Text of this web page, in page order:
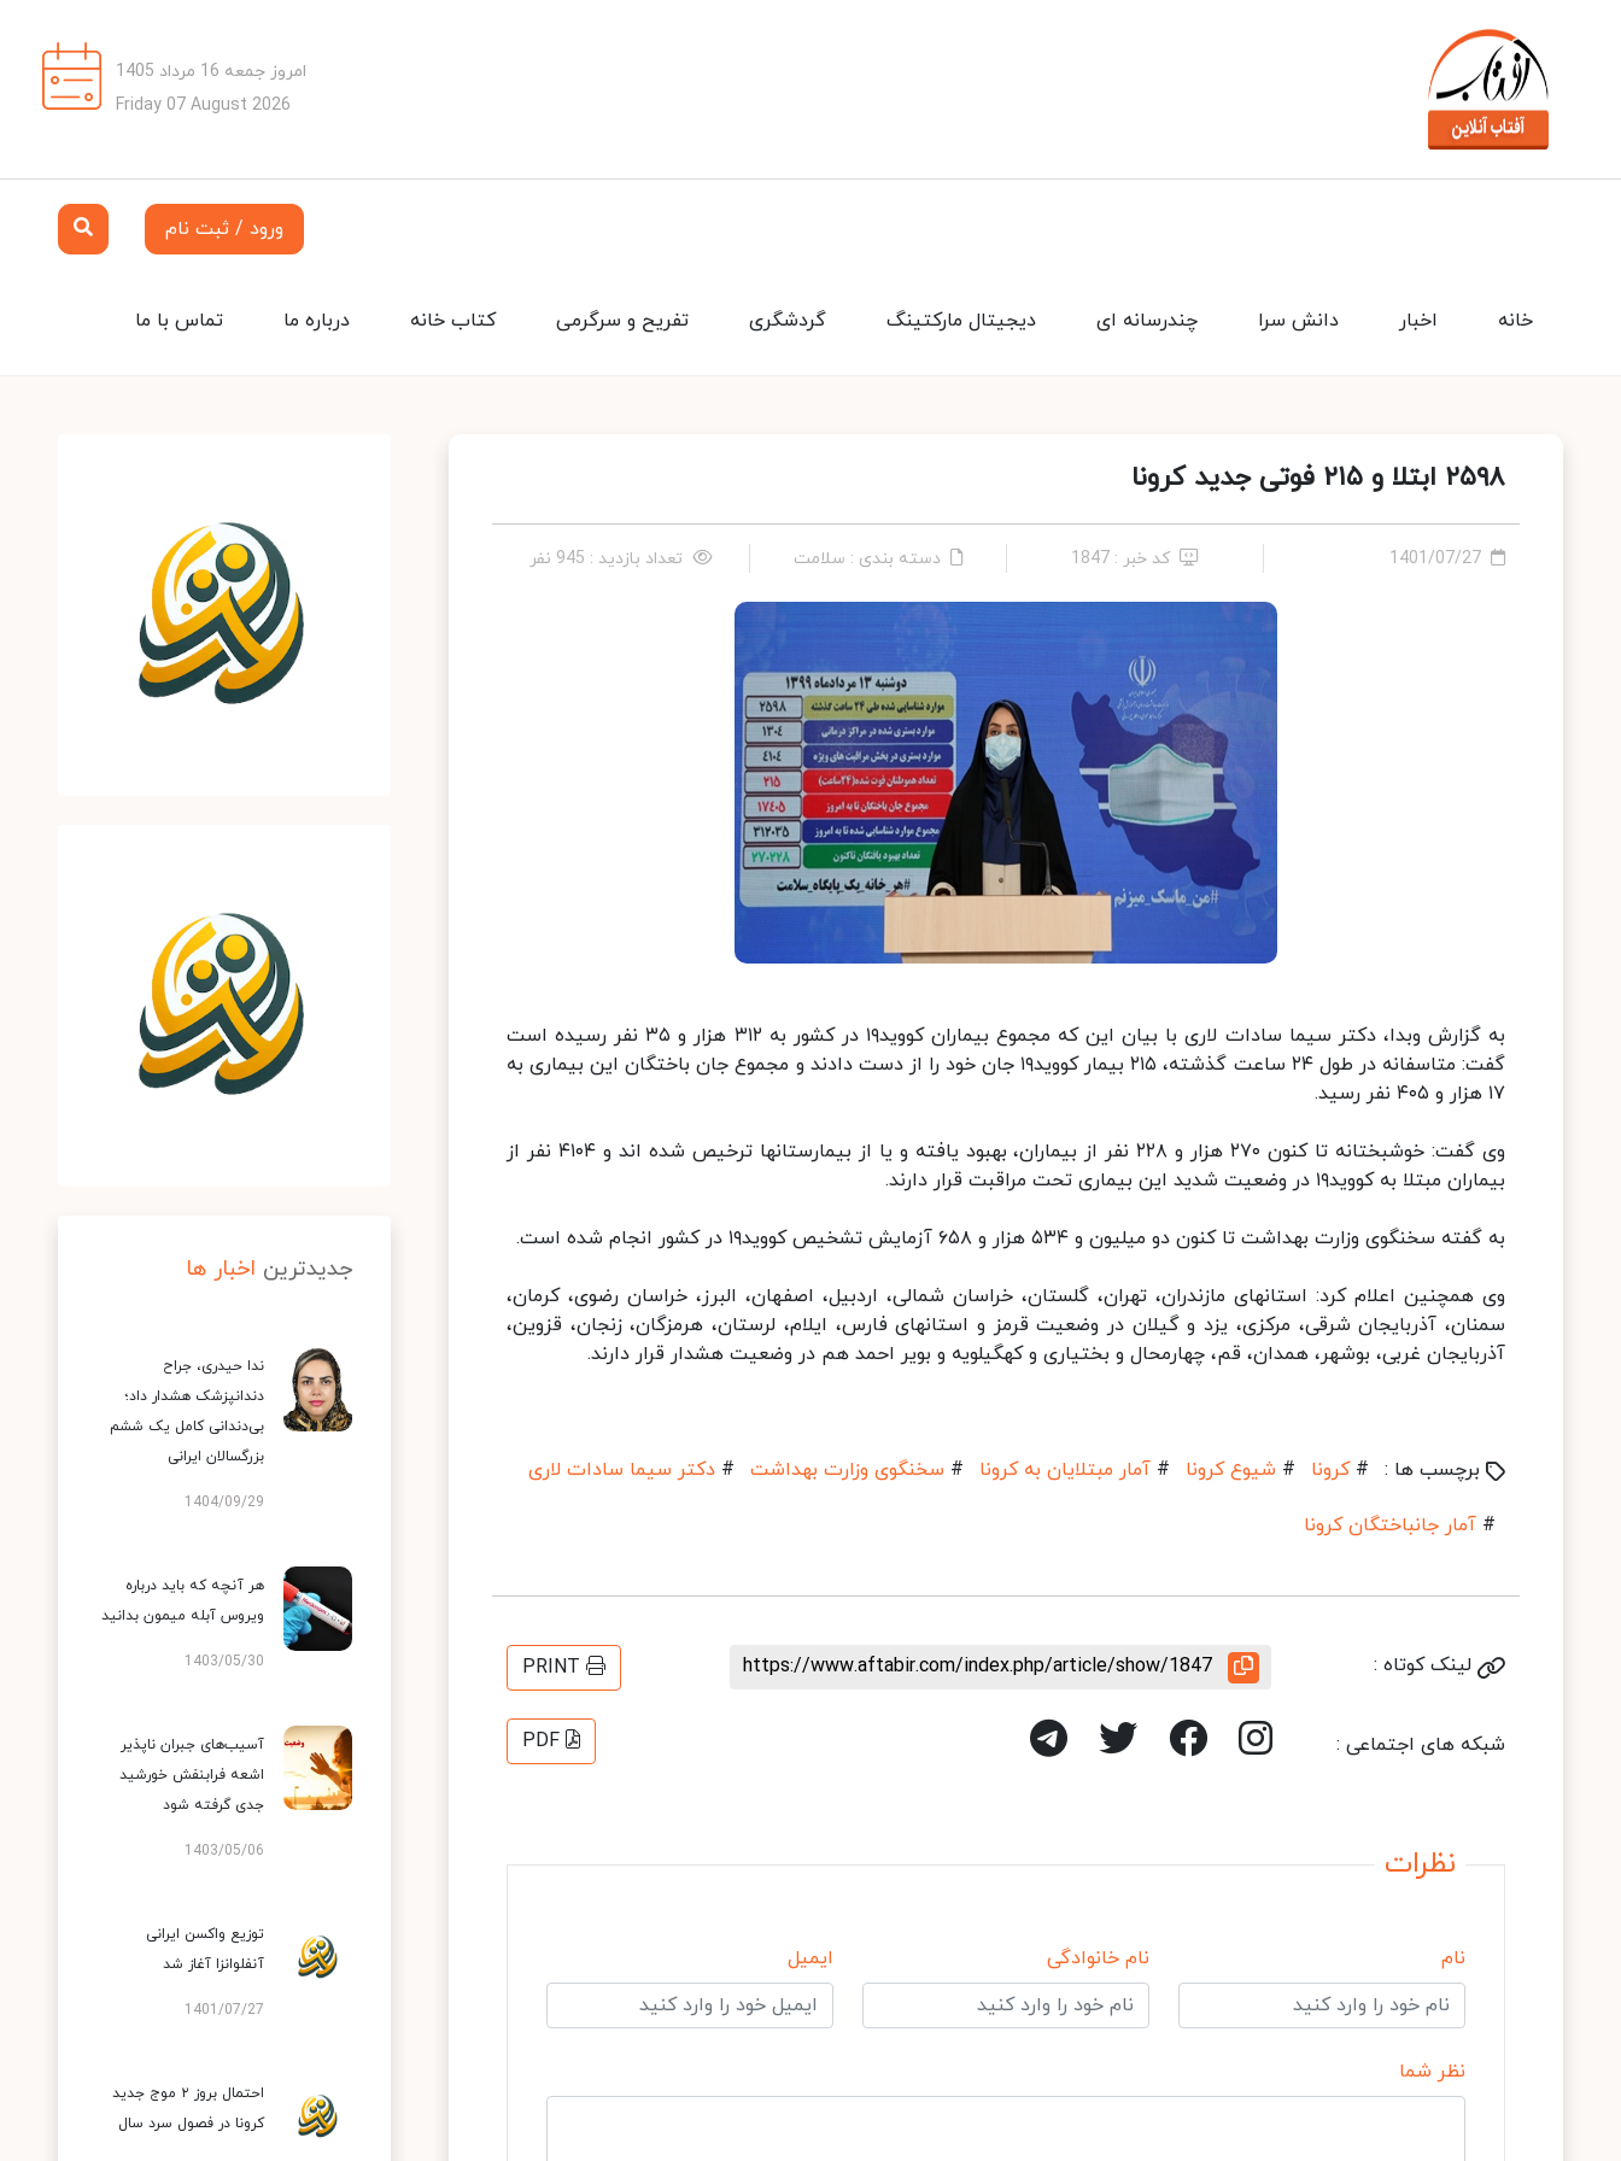
امروز جمعه 16 مرداد 1405
Friday 07 August 2026
ورود / ثبت نام
تماس با ما درباره ما کتاب خانه تفریح و سرگرمی گردشگری دیجیتال مارکتینگ چندرسانه ای دانش سرا اخبار خانه
۲۵۹۸ ابتلا و ۲۱۵ فوتی جدید کرونا
1401/07/27 کد خبر : 1847 دسته بندی : سلامت تعداد بازدید : 945 نفر
به گزارش وبدا، دکتر سیما سادات لاری با بیان این که مجموع بیماران کووید۱۹ در کشور به ۳۱۲ هزار و ۳۵ نفر رسیده است
گفت: متاسفانه در طول ۲۴ ساعت گذشته، ۲۱۵ بیمار کووید۱۹ جان خود را از دست دادند و مجموع جان باختگان این بیماری به
۱۷ هزار و ۴۰۵ نفر رسید.
وی گفت: خوشبختانه تا کنون ۲۷۰ هزار و ۲۲۸ نفر از بیماران، بهبود یافته و یا از بیمارستانها ترخیص شده اند و ۴۱۰۴ نفر از
بیماران مبتلا به کووید۱۹ در وضعیت شدید این بیماری تحت مراقبت قرار دارند.
به گفته سخنگوی وزارت بهداشت تا کنون دو میلیون و ۵۳۴ هزار و ۶۵۸ آزمایش تشخیص کووید۱۹ در کشور انجام شده است.
وی همچنین اعلام کرد: استانهای مازندران، تهران، گلستان، خراسان شمالی، اردبیل، اصفهان، البرز، خراسان رضوی، کرمان،
سمنان، آذربایجان شرقی، مرکزی، یزد و گیلان در وضعیت قرمز و استانهای فارس، ایلام، لرستان، هرمزگان، زنجان، قزوین،
آذربایجان غربی، بوشهر، همدان، قم، چهارمحال و بختیاری و کهگیلویه و بویر احمد هم در وضعیت هشدار قرار دارند.
برچسب ها : # کرونا # شیوع کرونا # آمار مبتلایان به کرونا # سخنگوی وزارت بهداشت # دکتر سیما سادات لاری
# آمار جانباختگان کرونا
لینک کوتاه : https://www.aftabir.com/index.php/article/show/1847
PRINT
شبکه های اجتماعی : PDF
نظرات
نام نام خانوادگی ایمیل
نظر شما
جدیدترین اخبار ها
ندا حیدری، جراح
دندانپزشک هشدار داد؛
بی‌دندانی کامل یک ششم
بزرگسالان ایرانی
1404/09/29
هر آنچه که باید درباره
ویروس آبله میمون بدانید
1403/05/30
آسیب‌های جبران ناپذیر
اشعه فرابنفش خورشید
جدی گرفته شود
1403/05/06
توزیع واکسن ایرانی
آنفلوانزا آغاز شد
1401/07/27
احتمال بروز ۲ موج جدید
کرونا در فصول سرد سال